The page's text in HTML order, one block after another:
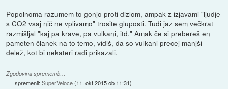
Popolnoma razumem to gonjo proti dizlom, ampak z izjavami "ljudje
s CO2 vsaj nič ne vplivamo" trosite gluposti. Tudi jaz sem večkrat
razmišljal "kaj pa krave, pa vulkani, itd." Amak če si prebereš en
pameten članek na to temo, vidiš, da so vulkani precej manjši
delež, kot bi nekateri radi prikazali.
Zgodovina sprememb…
spremenil:SuperVeloce(11. okt 2015 ob 11:31)